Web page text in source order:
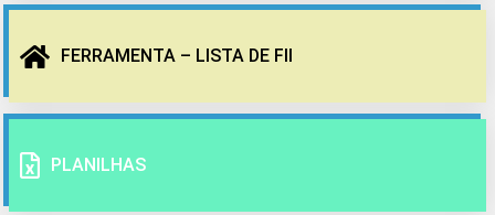
FERRAMENTA – LISTA DE FII
PLANILHAS